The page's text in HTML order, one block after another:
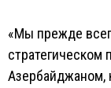
«Мы прежде
стратегическом
Азербайджаном,